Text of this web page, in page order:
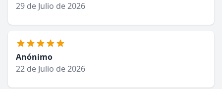
29 de Julio de 2026
Anónimo
22 de Julio de 2026